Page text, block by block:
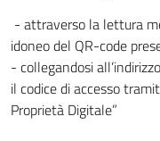
- attraverso la lettura
idoneo del QR-code
- collegandosi
il codice di accesso
Proprietà Digitale”